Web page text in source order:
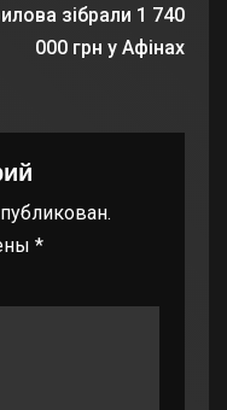
зібрали 1 740
000 грн у Афінах
*